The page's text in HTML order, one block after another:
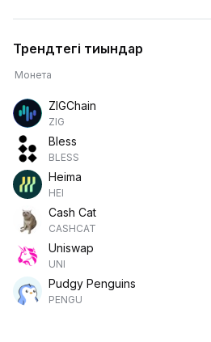
Трендтегі тиындар
Монета
ZIGChain
ZIG
Bless
BLESS
Heima
HEI
Cash Cat
CASHCAT
Uniswap
UNI
Pudgy Penguins
PENGU